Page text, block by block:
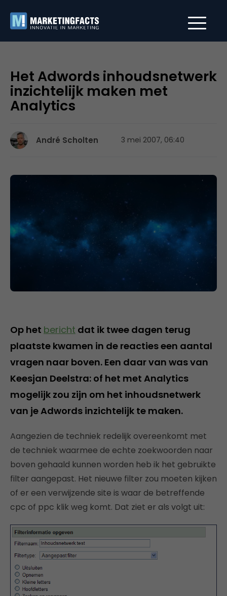
Het Adwords inhoudsnetwerk
inzichtelijk maken met
Analytics
André Scholten 3 mei 2007, 06:40
Op het bericht dat ik twee dagen terug
plaatste kwamen in de reacties een aantal
vragen naar boven. Een daar van was van
Keesjan Deelstra: of het met Analytics
mogelijk zou zijn om het inhoudsnetwerk
van je Adwords inzichtelijk te maken.
Aangezien de techniek redelijk overeenkomt met
de techniek waarmee de echte zoekwoorden naar
boven gehaald kunnen worden heb ik het gebruikte
filter aangepast. Het nieuwe filter zou moeten kijken
of er een verwijzende site is waar de betreffende
cpc of ppc klik weg komt. Dat ziet er als volgt uit: